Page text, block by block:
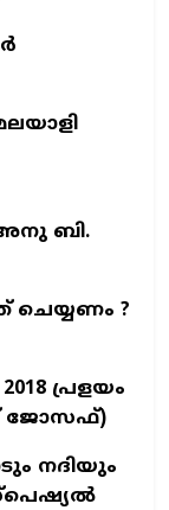
അനു ബി.
ചെയ്യണം ?
പ്രളയം
ജോസഫ്‌)
നദിയും